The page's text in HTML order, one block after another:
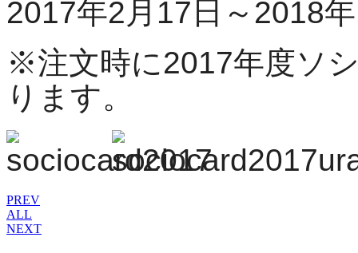
2017年2月17日～2018
※注文時に2017年度ソ
ります。
PREV
ALL
NEXT